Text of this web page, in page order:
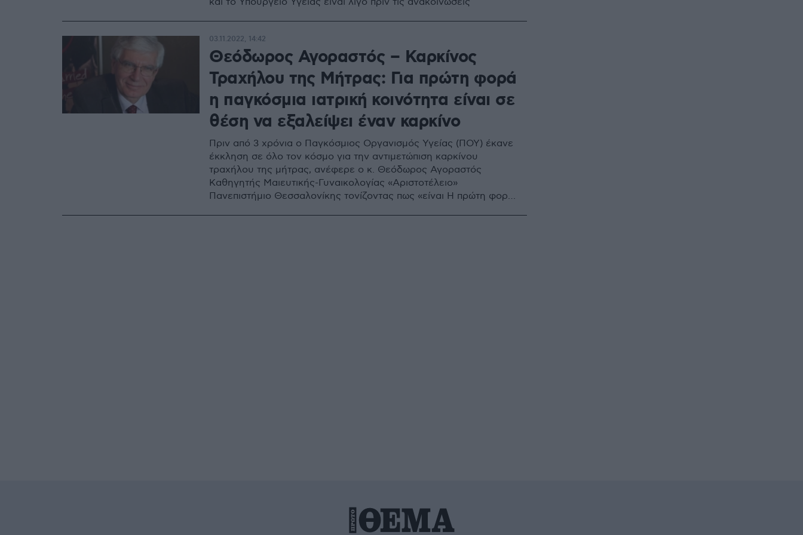
Θεόδωρος Αγοραστός – Καρκίνος
Τραχήλου της Μήτρας: Για πρώτη φορά
η παγκόσμια ιατρική κοινότητα είναι σε
θέση να εξαλείψει έναν καρκίνο
Πριν από 3 χρόνια ο Παγκόσμιος Οργανισμός Υγείας (ΠΟΥ) έκανε
έκκληση σε όλο τον κόσμο για την αντιμετώπιση καρκίνου
τραχήλου της μήτρας, ανέφερε ο κ. Θεόδωρος Αγοραστός
Καθηγητής Mαιευτικής-Γυναικολογίας «Αριστοτέλειο»
Πανεπιστήμιο Θεσσαλονίκης τονίζοντας πως «είναι Η πρώτη φορά
03.11.2022, 14:42